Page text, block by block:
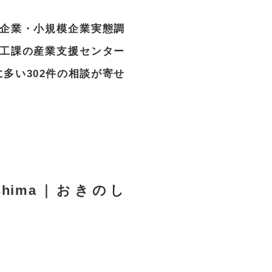
業・小規模企業実態調
課の産業支援センター
い302件の相談が寄せ
｜おきのし